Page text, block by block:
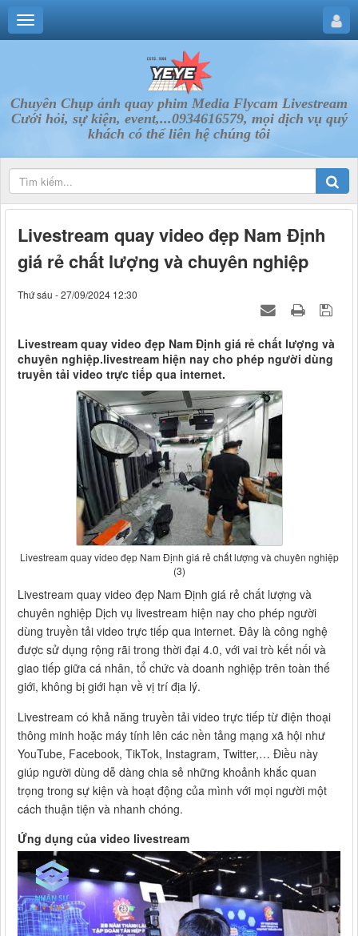
Chuyên Chụp ảnh quay phim Media Flycam Livestream
Cưới hỏi, sự kiện, event,...0934616579, mọi dịch vụ quý
khách có thể liên hệ chúng tôi
Livestream quay video đẹp Nam Định
giá rẻ chất lượng và chuyên nghiệp
Thứ sáu - 27/09/2024 12:30
Livestream quay video đẹp Nam Định giá rẻ chất lượng và
chuyên nghiệp.livestream hiện nay cho phép người dùng
truyền tải video trực tiếp qua internet.
Livestream quay video đẹp Nam Định giá rẻ chất lượng và chuyên nghiệp
(3)
Livestream quay video đẹp Nam Định giá rẻ chất lượng và
chuyên nghiệp Dịch vụ livestream hiện nay cho phép người
dùng truyền tải video trực tiếp qua internet. Đây là công nghệ
được sử dụng rộng rãi trong thời đại 4.0, với vai trò kết nối và
giao tiếp giữa cá nhân, tổ chức và doanh nghiệp trên toàn thế
giới, không bị giới hạn về vị trí địa lý.
Livestream có khả năng truyền tải video trực tiếp từ điện thoại
thông minh hoặc máy tính lên các nền tảng mạng xã hội như
YouTube, Facebook, TikTok, Instagram, Twitter,… Điều này
giúp người dùng dễ dàng chia sẻ những khoảnh khắc quan
trọng trong sự kiện và hoạt động của mình với mọi người một
cách thuận tiện và nhanh chóng.
Ứng dụng của video livestream